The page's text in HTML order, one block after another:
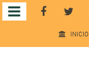
Salto
rápido